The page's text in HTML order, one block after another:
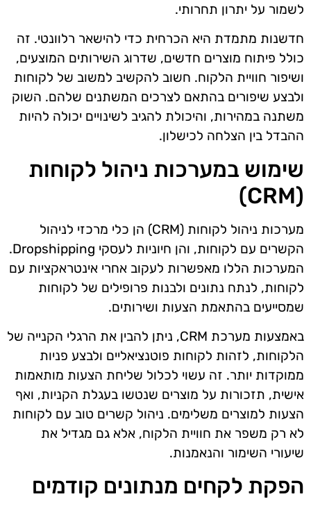
לשמור על יתרון תחרותי.
חדשנות מתמדת היא הכרחית כדי להישאר רלוונטי. זה
כולל פיתוח מוצרים חדשים, שדרוג השירותים המוצעים,
ושיפור חוויית הלקוח. חשוב להקשיב למשוב של לקוחות
ולבצע שיפורים בהתאם לצרכים המשתנים שלהם. השוק
משתנה במהירות, והיכולת להגיב לשינויים יכולה להיות
ההבדל בין הצלחה לכישלון.
שימוש במערכות ניהול לקוחות
(CRM)
מערכות ניהול לקוחות (CRM) הן כלי מרכזי לניהול
הקשרים עם לקוחות, והן חיוניות לעסקי Dropshipping.
המערכות הללו מאפשרות לעקוב אחרי אינטראקציות עם
לקוחות, לנתח נתונים ולבנות פרופילים של לקוחות
שמסייעים בהתאמת הצעות ושירותים.
באמצעות מערכת CRM, ניתן להבין את הרגלי הקנייה של
הלקוחות, לזהות לקוחות פוטנציאליים ולבצע פניות
ממוקדות יותר. זה עשוי לכלול שליחת הצעות מותאמות
אישית, תזכורות על מוצרים שנטשו בעגלת הקניות, ואף
הצעות למוצרים משלימים. ניהול קשרים טוב עם לקוחות
לא רק משפר את חוויית הלקוח, אלא גם מגדיל את
שיעורי השימור והנאמנות.
הפקת לקחים מנתונים קודמים